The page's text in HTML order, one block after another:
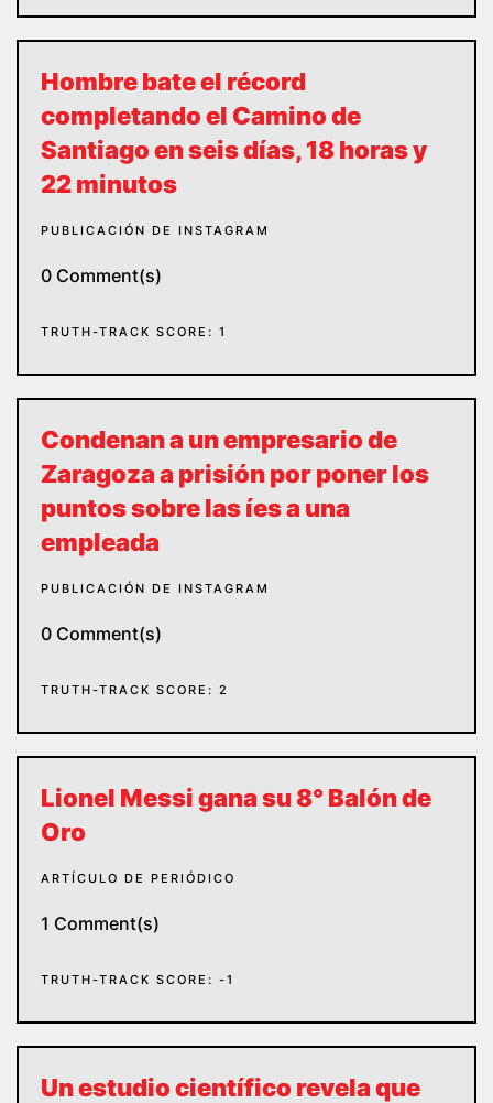
Hombre bate el récord
completando el Camino de
Santiago en seis días, 18 horas y
22 minutos
PUBLICACIÓN DE INSTAGRAM
0 Comment(s)
TRUTH-TRACK SCORE: 1
Condenan a un empresario de
Zaragoza a prisión por poner los
puntos sobre las íes a una
empleada
PUBLICACIÓN DE INSTAGRAM
0 Comment(s)
TRUTH-TRACK SCORE: 2
Lionel Messi gana su 8° Balón de
Oro
ARTÍCULO DE PERIÓDICO
1 Comment(s)
TRUTH-TRACK SCORE: -1
Un estudio científico revela que